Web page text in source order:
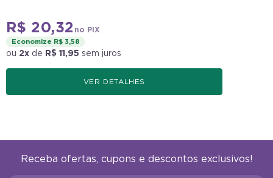
R$ 20,32 no PIX
Economize R$ 3,58
ou 2x de R$ 11,95 sem juros
VER DETALHES
Receba ofertas, cupons e descontos exclusivos!